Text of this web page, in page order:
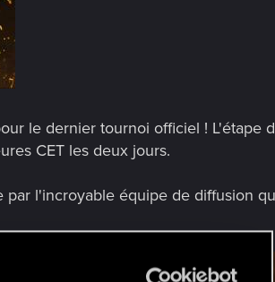
le dernier tournoi officiel ! L'étape
CET les deux jours.
par l'incroyable équipe de diffusion